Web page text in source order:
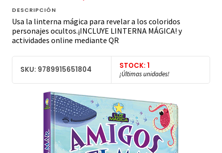
DESCRIPCIÓN
Usa la linterna mágica para revelar a los coloridos
personajes ocultos.¡INCLUYE LINTERNA MÁGICA! y
actividades online mediante QR
SKU: 9789915651804 STOCK: 1
¡Últimas unidades!